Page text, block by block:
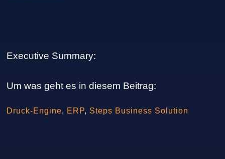
Executive Summary:
Um was geht es in diesem Beitrag:
Druck-Engine, ERP, Steps Business Solution